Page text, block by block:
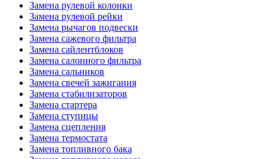
Замена рулевой колонки
Замена рулевой рейки
Замена рычагов подвески
Замена сажевого фильтра
Замена сайлентблоков
Замена салонного фильтра
Замена сальников
Замена свечей зажигания
Замена стабилизаторов
Замена стартера
Замена ступицы
Замена сцепления
Замена термостата
Замена топливного бака